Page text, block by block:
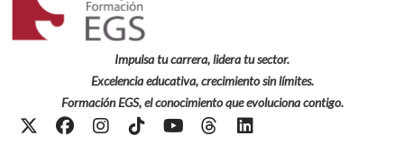
Impulsa tu carrera, lidera tu sector.
Excelencia educativa, crecimiento sin límites.
Formación EGS, el conocimiento que evoluciona contigo.